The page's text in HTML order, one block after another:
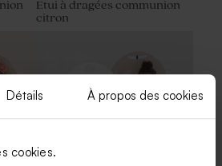
Détails À propos des cookies
cookies.
Etui à dragées communion
citron